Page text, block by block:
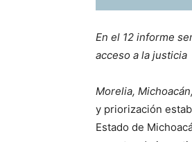
En el 12 informe
acceso a la justicia
Morelia,
y priorización
Estado de